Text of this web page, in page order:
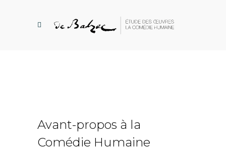
Avant-propos à la
Comédie Humaine